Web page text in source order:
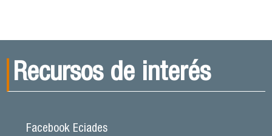
Recursos de interés
Facebook Eciades